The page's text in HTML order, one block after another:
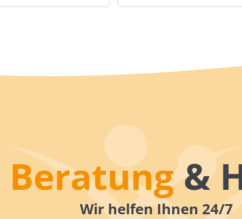
Beratung&
Wir helfen Ihnen 24/7